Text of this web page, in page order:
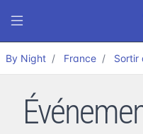
By Night France Sortir